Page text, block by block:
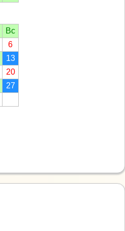
Вс
6
13
20
27